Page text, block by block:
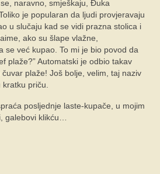
naravno, smješkaju, Đuka
je popularan da ljudi provjeravaju
u slučaju kad se vidi prazna stolica i
ako su šlape vlažne,
se već kupao. To mi je bio povod da
plaže?” Automatski je odbio takav
plaže! Još bolje, velim, taj naziv
priču.
posljednje laste-kupače, u mojim
galebovi klikću…